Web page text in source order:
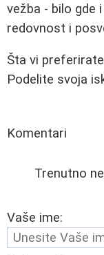
vežba - bilo gde
redovnost i
Šta vi
Podelite svoja
Komentari
Trenutno
Vaše ime: